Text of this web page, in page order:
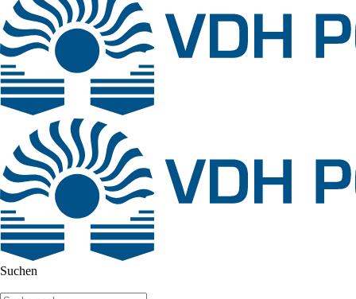
Suchen